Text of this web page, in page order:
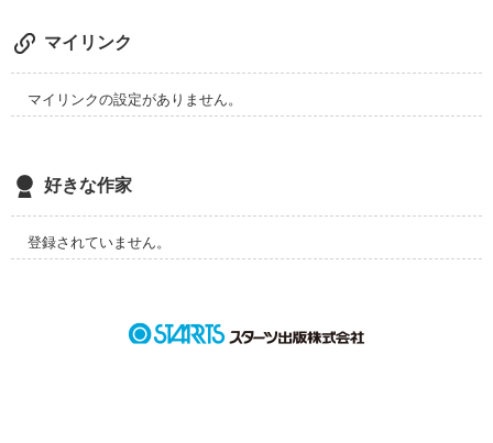
それが、悔しかった。
嬉しかった。
高校2年のミサとリクの切ない物語。
作品を読む
マイリンク
マイリンクの設定がありません。
好きな作家
登録されていません。